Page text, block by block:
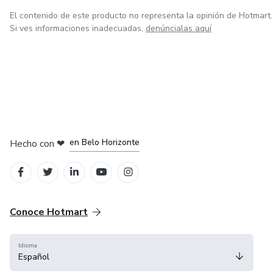
El contenido de este producto no representa la opinión de Hotmart.
Si ves informaciones inadecuadas, denúncialas aquí
Hecho con ❤ en Belo Horizonte
Conoce Hotmart
Idioma
Español